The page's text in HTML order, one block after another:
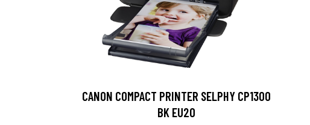
CANON COMPACT PRINTER SELPHY CP1300
BK EU20